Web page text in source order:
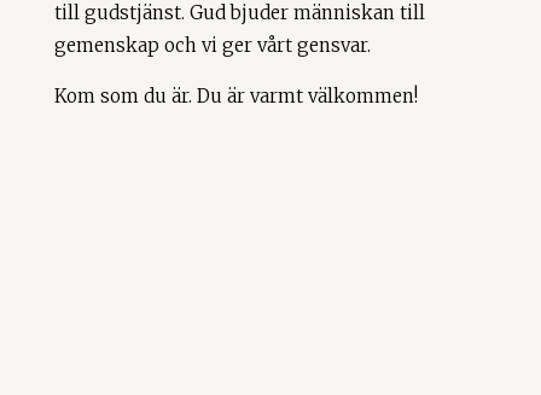
till gudstjänst. Gud bjuder människan till
gemenskap och vi ger vårt gensvar.
Kom som du är. Du är varmt välkommen!